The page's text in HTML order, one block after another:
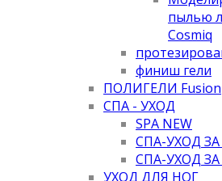
пылью
Cosmiq
финиш гели
ПОЛИГЕЛИ Fusion
СПА - УХОД
SPA NEW
СПА-УХОД
СПА-УХОД
УХОД ДЛЯ НОГ